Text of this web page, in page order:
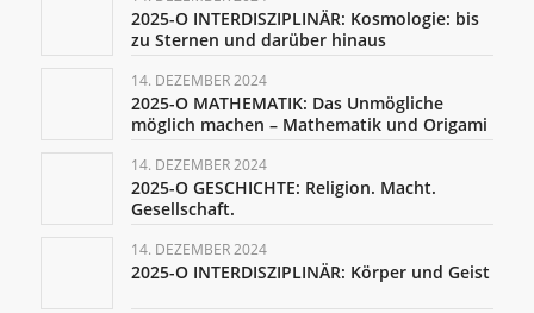
2025-O INTERDISZIPLINÄR: Kosmologie: bis
zu Sternen und darüber hinaus
14. DEZEMBER 2024
2025-O MATHEMATIK: Das Unmögliche
möglich machen – Mathematik und Origami
14. DEZEMBER 2024
2025-O GESCHICHTE: Religion. Macht.
Gesellschaft.
14. DEZEMBER 2024
2025-O INTERDISZIPLINÄR: Körper und Geist